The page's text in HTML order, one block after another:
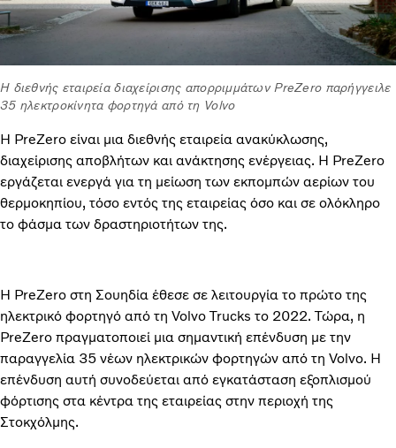
Η διεθνής εταιρεία διαχείρισης απορριμμάτων PreZero παρήγγειλε
35 ηλεκτροκίνητα φορτηγά από τη Volvo
Η PreZero είναι μια διεθνής εταιρεία ανακύκλωσης,
διαχείρισης αποβλήτων και ανάκτησης ενέργειας. Η PreZero
εργάζεται ενεργά για τη μείωση των εκπομπών αερίων του
θερμοκηπίου, τόσο εντός της εταιρείας όσο και σε ολόκληρο
το φάσμα των δραστηριοτήτων της.
Η PreZero στη Σουηδία έθεσε σε λειτουργία το πρώτο της
ηλεκτρικό φορτηγό από τη Volvo Trucks το 2022. Τώρα, η
PreZero πραγματοποιεί μια σημαντική επένδυση με την
παραγγελία 35 νέων ηλεκτρικών φορτηγών από τη Volvo. Η
επένδυση αυτή συνοδεύεται από εγκατάσταση εξοπλισμού
φόρτισης στα κέντρα της εταιρείας στην περιοχή της
Στοκχόλμης.